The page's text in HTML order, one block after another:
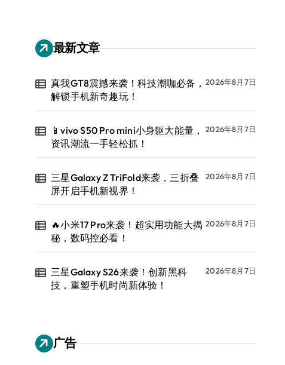
最新文章
真我GT8震撼来袭！科技潮咖必备，
解锁手机新奇趣玩！
2026年8月7日
📱vivo S50 Pro mini小身躯大能量，
资讯潮流一手轻松抓！
2026年8月7日
三星Galaxy Z TriFold来袭，三折叠
屏开启手机新视界！
2026年8月7日
🔥小米17 Pro来袭！超实用功能大揭
秘，数码控必看！
2026年8月7日
三星Galaxy S26来袭！创新黑科
技，重塑手机时尚新体验！
2026年8月7日
广告